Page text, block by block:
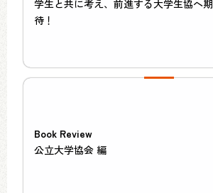
学生と共に考え、前進する大学生協へ期
待！
Book Review
公立大学協会 編